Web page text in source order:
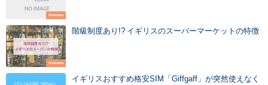
Overseas
Overseas
階級制度あり!? イギリスのスーパーマーケットの特徴
イギリスおすすめ格安SIM「Giffgaff」が突然使えなく